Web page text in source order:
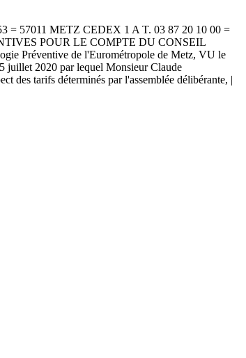
= 57011 METZ CEDEX 1 A T. 03 87 20 10 00 =
POUR LE COMPTE DU CONSEIL
Préventive de l'Eurométropole de Metz, VU le
juillet 2020 par lequel Monsieur Claude
des tarifs déterminés par l'assemblée délibérante, |